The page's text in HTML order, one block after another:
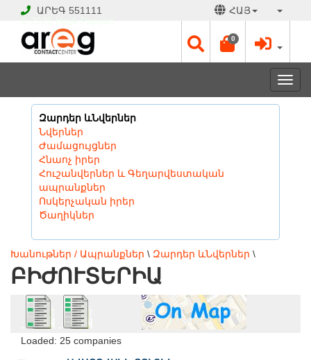
ԱՐԵԳ 551111 ՀԱՅ
0
Զարդեր ևՆվերներ
Նվերներ
Ժամացույցներ
Հնաոչ իրեր
Հուշանվերներ և Գեղարվեստական
ապրանքներ
Ոսկերչական իրեր
Ծաղիկներ
Խանութներ / Ապրանքներ \ Զարդեր ևՆվերներ \
ԲԻԺՈՒՏԵՐԻԱ
Loaded: 25 companies